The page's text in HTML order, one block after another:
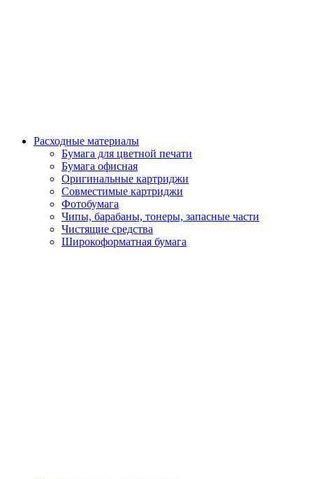
Расходные материалы
Бумага для цветной печати
Бумага офисная
Оригинальные картриджи
Совместимые картриджи
Фотобумага
Чипы, барабаны, тонеры, запасные части
Чистящие средства
Широкоформатная бумага